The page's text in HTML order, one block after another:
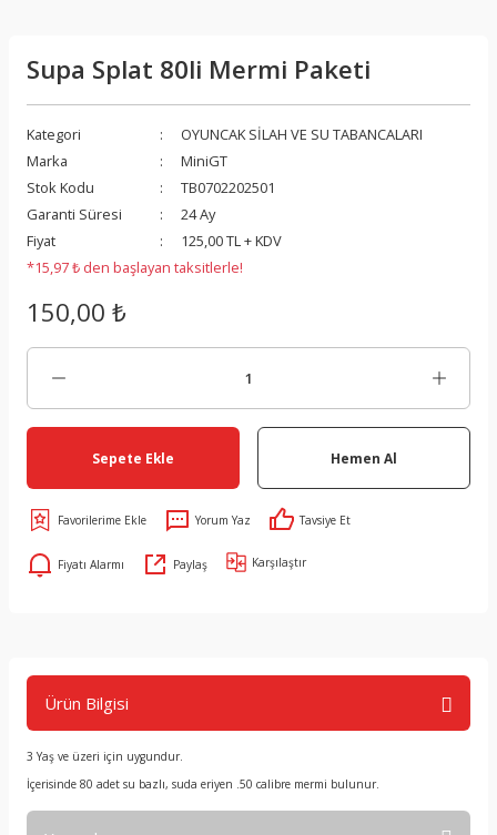
Supa Splat 80li Mermi Paketi
Kategori
OYUNCAK SİLAH VE SU TABANCALARI
Marka
MiniGT
Stok Kodu
TB0702202501
Garanti Süresi
24 Ay
Fiyat
125,00 TL + KDV
*15,97 ₺ den başlayan taksitlerle!
150,00 ₺
Sepete Ekle Hemen Al
Yorum Yaz Tavsiye Et
Fiyatı Alarmı Paylaş Karşılaştır
Ürün Bilgisi
3 Yaş ve üzeri için uygundur.
İçerisinde 80 adet su bazlı, suda eriyen .50 calibre mermi bulunur.